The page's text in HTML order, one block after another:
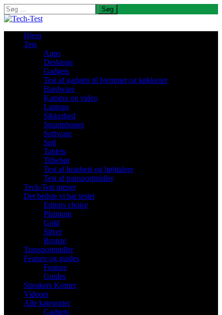
Søg
efter:
Hjem
Test
Apps
Desktops
Gadgets
Test af gadgets til hjemmet og køkkenet
Hardware
Kamera og video
Laptops
Sikkerhed
Smartphones
Software
Spil
Tablets
Tilbehør
Test af headsets og højttalere
Test af transportmidler
Tech-Test mener
Det bedste vi har testet
Editors choice
Platinum
Gold
Silver
Bronze
Transportmidler
Feature og guides
Feature
Guides
Speakers Korner
Videoer
Alle kategorier
Gadgets